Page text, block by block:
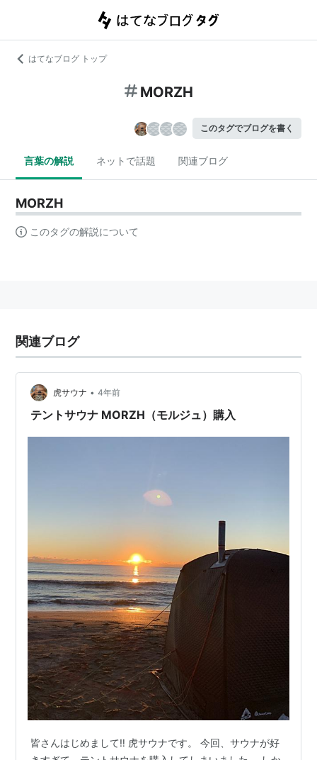
はてなブログ トップ
MORZH
このタグでブログを書く
言葉の解説 ネットで話題 関連ブログ
MORZH
このタグの解説について
関連ブログ
虎サウナ • 4年前
テントサウナ MORZH（モルジュ）購入
皆さんはじめまして‼︎ 虎サウナです。 今回、サウナが好